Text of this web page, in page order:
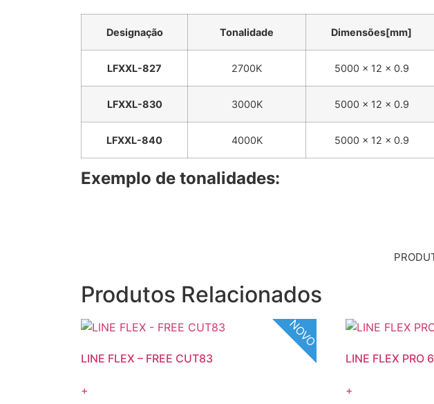
Designação Tonalidade Dimensões[mm]
LFXXL-827 2700K 5000 x 12 x 0.9
LFXXL-830 3000K 5000 x 12 x 0.9
LFXXL-840 4000K 5000 x 12 x 0.9
Exemplo de tonalidades:
Produtos Relacionados
NOVO
LINE FLEX – FREE CUT83
+
LINE FLEX PRO
+